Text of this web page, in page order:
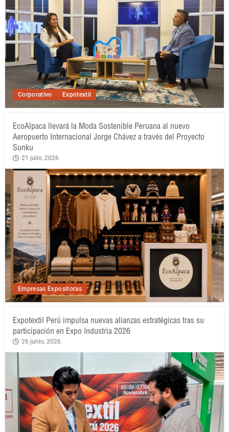
Corporativo Expotextil
Empresas Expositoras
EcoAlpaca llevará la Moda Sostenible Peruana al nuevo
Aeropuerto Internacional Jorge Chávez a través del Proyecto
Sunku
21 julio, 2026
Expotextil Perú impulsa nuevas alianzas estratégicas tras su
participación en Expo Industria 2026
26 junio, 2026